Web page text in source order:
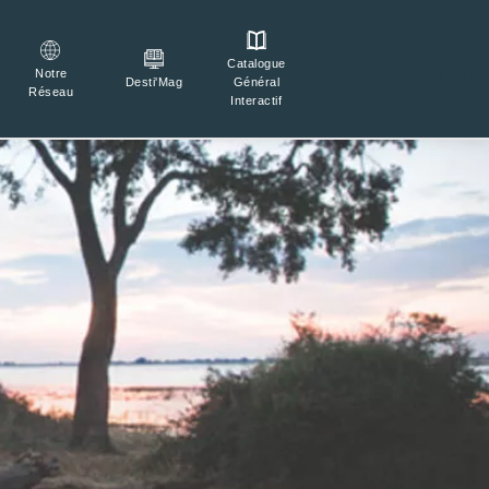
Notre
Réseau
Desti'Mag
Catalogue
Général
Interactif